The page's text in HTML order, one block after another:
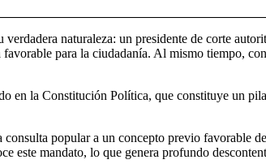
naturaleza: un presidente de corte
para la ciudadanía. Al mismo tiempo,
en la Constitución Política, que constituye un
popular a un concepto previo favorable
este mandato, lo que genera profundo